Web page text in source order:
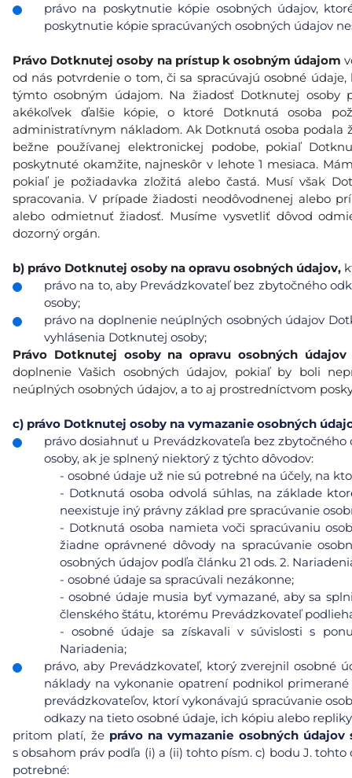
právo na poskytnutie kópie osobných údajov,
poskytnutie kópie spracúvaných osobných údajov
Právo Dotknutej osoby na prístup k osobným údajom
od nás potvrdenie o tom, či sa spracúvajú osobné
týmto osobným údajom. Na žiadosť Dotknutej osoby
akékoľvek ďalšie kópie, o ktoré Dotknutá osoba
administratívnym nákladom. Ak Dotknutá osoba
bežne používanej elektronickej podobe, pokiaľ
poskytnuté okamžite, najneskôr v lehote 1 mesiaca.
pokiaľ je požiadavka zložitá alebo častá. Musí však
spracovania. V prípade žiadosti neodôvodnenej alebo
alebo odmietnuť žiadosť. Musíme vysvetliť dôvod
dozorný orgán.
b) právo Dotknutej osoby na opravu osobných údajov,
právo na to, aby Prevádzkovateľ bez zbytočného
osoby;
právo na doplnenie neúplných osobných údajov
vyhlásenia Dotknutej osoby;
Právo Dotknutej osoby na opravu osobných údajov
doplnenie Vašich osobných údajov, pokiaľ by boli
neúplných osobných údajov, a to aj prostredníctvom
c) právo Dotknutej osoby na vymazanie osobných
právo dosiahnuť u Prevádzkovateľa bez
osoby, ak je splnený niektorý z týchto dôvodov:
- osobné údaje už nie sú potrebné na účely, na
- Dotknutá osoba odvolá súhlas, na základe
neexistuje iný právny základ pre spracúvanie
- Dotknutá osoba namieta voči spracúvaniu
žiadne oprávnené dôvody na spracúvanie
osobných údajov podľa článku 21 ods. 2.
- osobné údaje sa spracúvali nezákonne;
-osobné údaje musia byť vymazané, aby sa
členského štátu, ktorému Prevádzkovateľ
-osobné údaje sa získavali v súvislosti s
Nariadenia;
právo, aby Prevádzkovateľ, ktorý zverejnil osobné
náklady na vykonanie opatrení podnikol
prevádzkovateľov, ktorí vykonávajú spracúvanie
odkazy na tieto osobné údaje, ich kópiu alebo
pritom platí, že právo na vymazanie osobných údajov
s obsahom práv podľa (i) a (ii) tohto písm. c) bodu J.
potrebné: